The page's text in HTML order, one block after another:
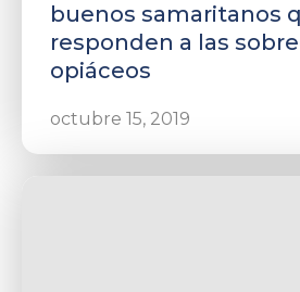
buenos samaritanos
responden a las
opiáceos
octubre 15, 2019